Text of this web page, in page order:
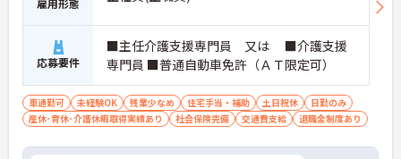
雇用形態
応募要件
■主任介護支援専門員 又は ■介護支援
専門員 ■普通自動車免許（ＡＴ限定可）
車通勤可 未経験OK 残業少なめ 住宅手当・補助 土日祝休
日勤のみ
産休･育休･介護休暇取得実績あり
社会保険完備 交通費支給 退職金制度あり